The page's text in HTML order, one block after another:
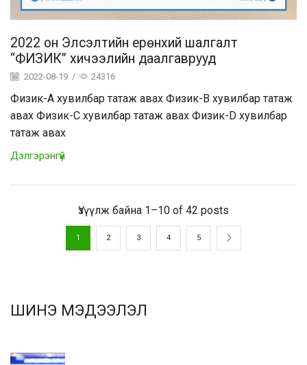
2022 он Элсэлтийн ерөнхий шалгалт
“ФИЗИК” хичээлийн даалгаврууд
2022-08-19 / 24316
Физик-А хувилбар татаж авах Физик-В хувилбар татаж
авах Физик-С хувилбар татаж авах Физик-D хувилбар
татаж авах
Дэлгэрэнгүй
Үзүүлж байна 1–10 of 42 posts
1 2 3 4 5
ШИНЭ МЭДЭЭЛЭЛ